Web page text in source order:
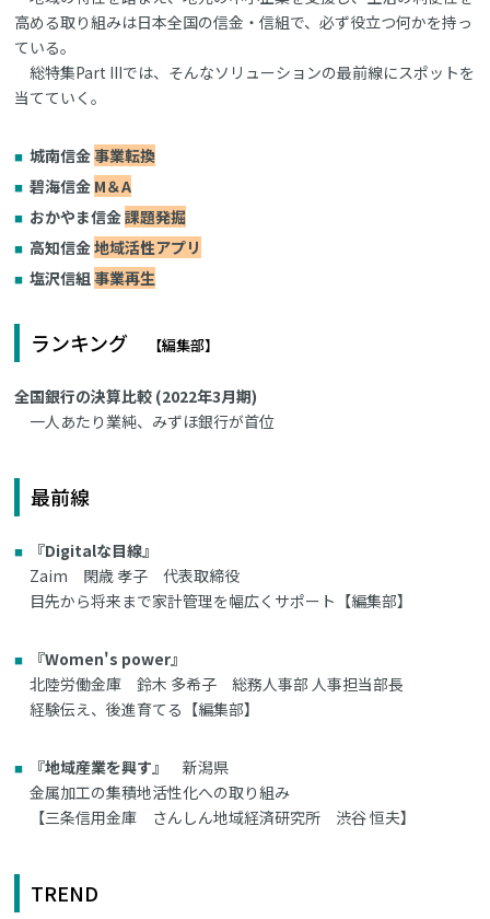
高める取り組みは日本全国の信金・信組で、必ず役立つ何かを持っ
ている。
総特集Part IIIでは、そんなソリューションの最前線にスポットを
当てていく。
城南信金事業転換
碧海信金 M＆A
おかやま信金課題発掘
高知信金地域活性アプリ
塩沢信組事業再生
ランキング 【編集部】
全国銀行の決算比較 (2022年3月期)
一人あたり業純、みずほ銀行が首位
最前線
『Digitalな目線』
Zaim 閑歳 孝子 代表取締役
目先から将来まで家計管理を幅広くサポート【編集部】
『Women's power』
北陸労働金庫 鈴木 多希子 総務人事部 人事担当部長
経験伝え、後進育てる【編集部】
『地域産業を興す』
新潟県
金属加工の集積地活性化への取り組み
【三条信用金庫 さんしん地域経済研究所 渋谷 恒夫】
TREND